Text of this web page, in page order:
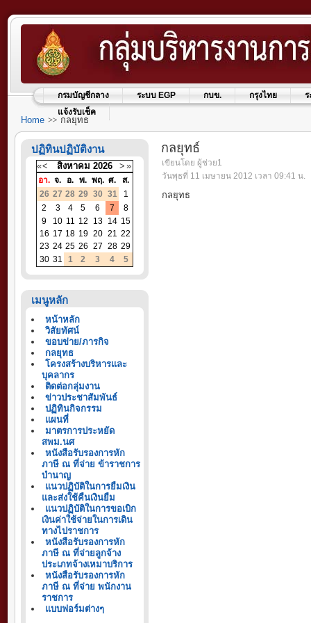
กรมบัญชีกลาง ระบบ EGP กบข. กรุงไทย
ร
แจ้งรับเช็ค
Home กลยุทธ
ปฏิทินปฏิบัติงาน
«< สิงหาคม 2026 > »
อา. จ. อ. พ. พฤ. ศ.
ส.
26 27 28 29 30 31
1
2
3 4 5 6 7
8
9
10 11 12 13 14 15
16 17 18 19 20 21 22
23 24 25 26 27 28 29
30 31 1 2 3 4 5
เมนูหลัก
หน้าหลัก
วิสัยทัศน์
ขอบข่าย/ภารกิจ
กลยุทธ
โครงสร้างบริหารและ
บุคลากร
ติดต่อกลุ่มงาน
ข่าวประชาสัมพันธ์
ปฏิทินกิจกรรม
แผนที่
มาตรการประหยัด
สพม.นศ
หนังสือรับรองการหัก
ภาษี ณ ที่จ่าย ข้าราชการ
บำนาญ
แนวปฏิบัติในการยืมเงิน
และส่งใช้คืนเงินยืม
แนวปฏิบัติในการขอเบิก
เงินค่าใช้จ่ายในการเดิน
ทางไปราชการ
หนังสือรับรองการหัก
ภาษี ณ ที่จ่ายลูกจ้าง
ประเภทจ้างเหมาบริการ
หนังสือรับรองการหัก
ภาษี ณ ที่จ่าย พนักงาน
ราชการ
แบบฟอร์มต่างๆ
กลยุทธ์
เขียนโดย ผู้ช่วย1
วันพุธที่ 11 เมษายน 2012 เวลา 09:41 น.
กลยุทธ